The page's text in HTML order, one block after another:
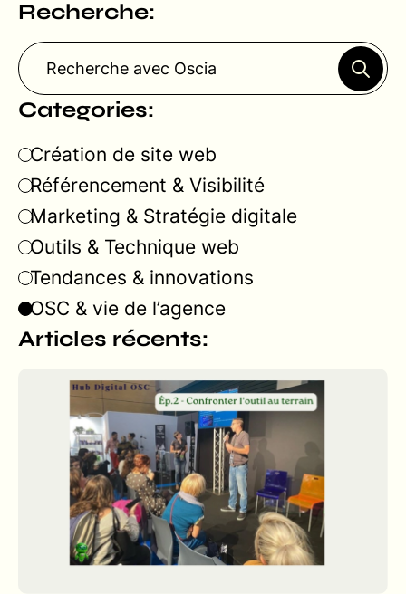
Recherche:
Categories:
Création de site web
Référencement & Visibilité
Marketing & Stratégie digitale
Outils & Technique web
Tendances & innovations
OSC & vie de l’agence
Articles récents: